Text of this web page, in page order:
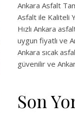
Ankara Asfalt
Asfalt ile Kaliteli
Hızlı Ankara
uygun fiyatlı ve
Ankara sıcak
güvenilir ve
Son